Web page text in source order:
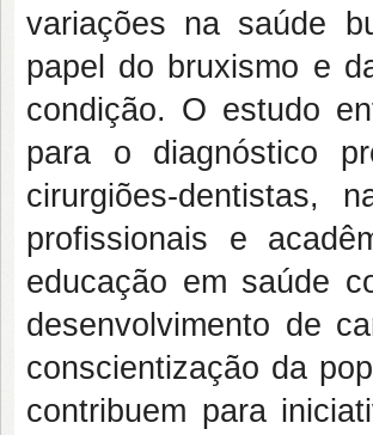
variações na saúde
papel do bruxismo e
condição. O estudo
para o diagnóstico
cirurgiões-dentistas,
profissionais e
educação em saúde
desenvolvimento de
conscientização da
contribuem para